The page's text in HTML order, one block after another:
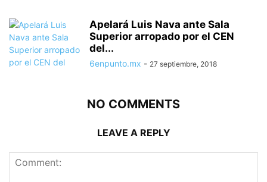
Apelará Luis Nava ante Sala
Superior arropado por el CEN
del...
6enpunto.mx - 27 septiembre, 2018
NO COMMENTS
LEAVE A REPLY